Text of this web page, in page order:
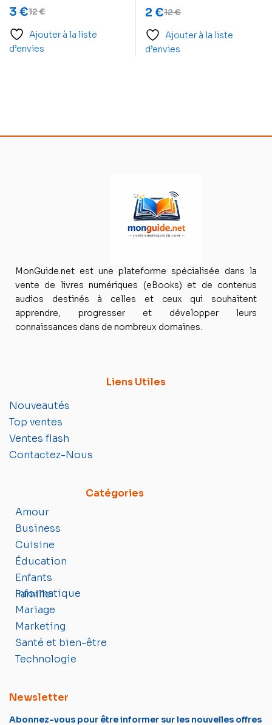
12€
3 €
Ajouter à la liste
d’envies
12€
2 €
Ajouter à la liste
d’envies
MonGuide.net est une plateforme spécialisée dans la
vente de livres numériques (eBooks) et de contenus
audios destinés à celles et ceux qui souhaitent
apprendre, progresser et développer leurs
connaissances dans de nombreux domaines.
Liens Utiles
Nouveautés
Top ventes
Ventes flash
Contactez-Nous
Catégories
Amour
Business
Cuisine
Éducation
Enfants
Famille
Informatique
Mariage
Marketing
Santé et bien-être
Technologie
Newsletter
Abonnez-vous pour être informer sur les nouvelles offres